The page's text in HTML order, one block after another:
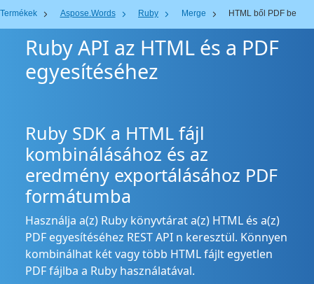
Termékek Aspose.Words Ruby Merge HTML ből PDF be
Ruby API az HTML és a PDF
egyesítéséhez
Ruby SDK a HTML fájl
kombinálásához és az
eredmény exportálásához PDF
formátumba
Használja a(z) Ruby könyvtárat a(z) HTML és a(z)
PDF egyesítéséhez REST API n keresztül. Könnyen
kombinálhat két vagy több HTML fájlt egyetlen
PDF fájlba a Ruby használatával.